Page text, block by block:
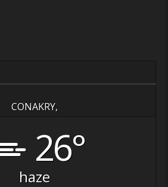
CONAKRY,
26°
haze